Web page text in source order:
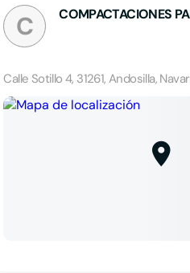
C COMPACTACIONES
Calle Sotillo 4, 31261, Andosilla,